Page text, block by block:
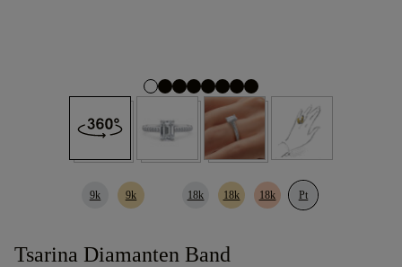
9k 9k 18k 18k 18k Pt
Tsarina Diamanten Band